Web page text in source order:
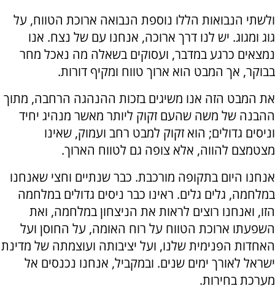
ולשתי הנבואות הללו נוספת הנבואה ארוכת הטווח, על
גוג ומגוג. יש לנו דרך ארוכה, אנחנו עם של נצח. אנו
נמצאים כרגע במדבר, ועסוקים בשאלה מה נאכל מחר
בבוקר, אך המבט הוא ארוך טווח ומקיף דורות.
את המבט הזה אנו משיגים בזכות ההנהגה הרחבה, מתוך
ההבנה של משה שהעם זקוק ליותר מאשר מנהיג יחיד
וניסים גדולים; הוא זקוק למבט רחב ועמוק, שאינו
מצטמצם להווה, אלא צופה גם לטווח הארוך.
אנחנו היום בתקופה מורכבת. כבר שנתיים וחצי שאנחנו
במלחמה, גלים גלים. ראינו כבר ניסים גדולים במלחמה
הזו, ואנחנו רוצים לראות את הניצחון במלחמה, ואת
השפעתו ארוכת הטווח על רוח האומה, על החוסן ועל
האחדות הפנימית שלנו, ועל יציבותה ועוצמתה של מדינת
ישראל לאורך ימים שנים. ובמקביל, אנחנו נכנסים אל
מערכת בחירות.